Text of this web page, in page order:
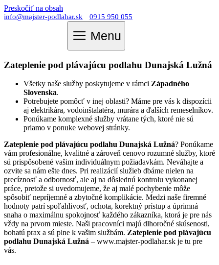
Preskočiť na obsah
info@majster-podlahar.sk 0915 950 055
Menu
Zateplenie pod plávajúcu podlahu Dunajská Lužná
Všetky naše služby poskytujeme v rámci Západného
Slovenska.
Potrebujete pomôcť v inej oblasti? Máme pre vás k dispozícii
aj elektrikára, vodoinštalatéra, murára a ďalších remeselníkov.
Ponúkame komplexné služby vrátane tých, ktoré nie sú
priamo v ponuke webovej stránky.
Zateplenie pod plávajúcu podlahu Dunajská Lužná? Ponúkame
vám profesionálne, kvalitné a zároveň cenovo rozumné služby, ktoré
sú prispôsobené vašim individuálnym požiadavkám. Neváhajte a
ozvite sa nám ešte dnes. Pri realizácií služieb dbáme nielen na
precíznosť a odbornosť, ale aj na dôslednú kontrolu vykonanej
práce, pretože si uvedomujeme, že aj malé pochybenie môže
spôsobiť nepríjemné a zbytočné komplikácie. Medzi naše firemné
hodnoty patrí spoľahlivosť, ochota, korektný prístup a úprimná
snaha o maximálnu spokojnosť každého zákazníka, ktorá je pre nás
vždy na prvom mieste. Naši pracovníci majú dlhoročné skúsenosti,
bohatú prax a sú plne k vašim službám. Zateplenie pod plávajúcu
podlahu Dunajská Lužná – www.majster-podlahar.sk je tu pre
vás.